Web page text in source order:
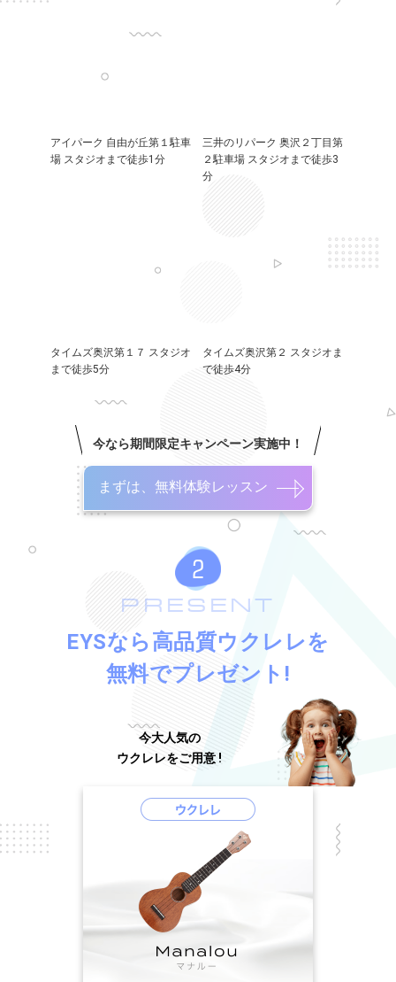
アイパーク 自由が丘第１駐車
場 スタジオまで徒歩1分
三井のリパーク 奥沢２丁目第
２駐車場 スタジオまで徒歩3
分
タイムズ奥沢第１７ スタジオ
まで徒歩5分
タイムズ奥沢第２ スタジオま
で徒歩4分
今なら期間限定キャンペーン実施中！
まずは、無料体験レッスン
PRESENT
EYSなら高品質ウクレレを
無料でプレゼント!
今大人気の
ウクレレをご用意 !